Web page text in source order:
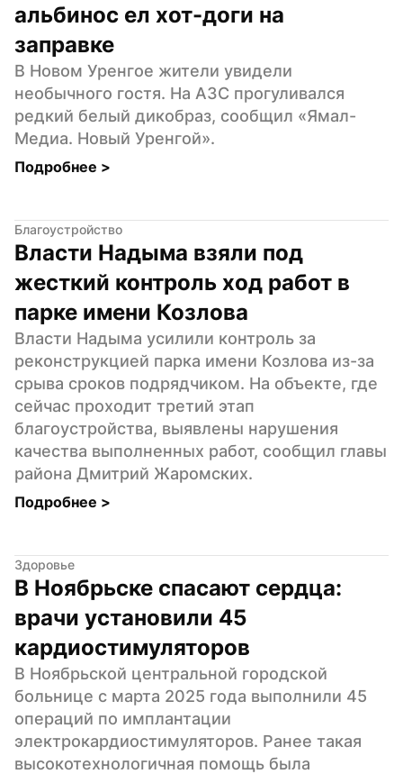
альбинос ел хот-доги на
заправке
В Новом Уренгое жители увидели
необычного гостя. На АЗС прогуливался
редкий белый дикобраз, сообщил «Ямал-
Медиа. Новый Уренгой».
Подробнее >
Благоустройство
Власти Надыма взяли под
жесткий контроль ход работ в
парке имени Козлова
Власти Надыма усилили контроль за
реконструкцией парка имени Козлова из-за
срыва сроков подрядчиком. На объекте, где
сейчас проходит третий этап
благоустройства, выявлены нарушения
качества выполненных работ, сообщил главы
района Дмитрий Жаромских.
Подробнее >
Здоровье
В Ноябрьске спасают сердца:
врачи установили 45
кардиостимуляторов
В Ноябрьской центральной городской
больнице с марта 2025 года выполнили 45
операций по имплантации
электрокардиостимуляторов. Ранее такая
высокотехнологичная помощь была